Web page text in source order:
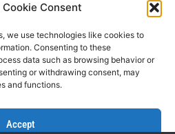
Cookie Consent
we use technologies like cookies to
Consenting to these
data such as browsing behavior or
or withdrawing consent, may
and functions.
Accept